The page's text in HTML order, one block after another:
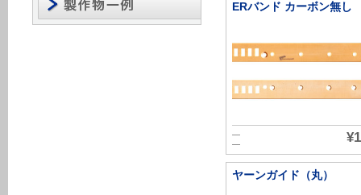
ERバンド カーボン無し
―
―
ヤーンガイド（丸）